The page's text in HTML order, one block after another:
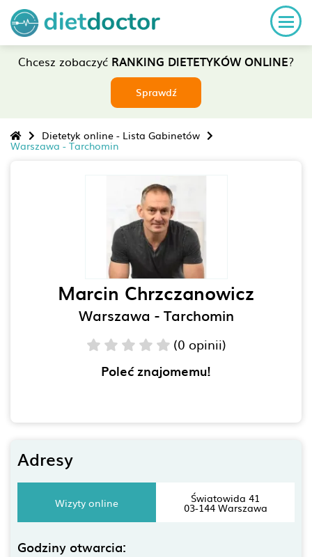
Chcesz zobaczyć RANKING DIETETYKÓW ONLINE?
Sprawdź
Dietetyk online - Lista Gabinetów
Warszawa - Tarchomin
Marcin Chrzczanowicz
Warszawa - Tarchomin
(0 opinii)
Poleć znajomemu!
Adresy
Wizyty online Światowida 41
03-144 Warszawa
Godziny otwarcia: